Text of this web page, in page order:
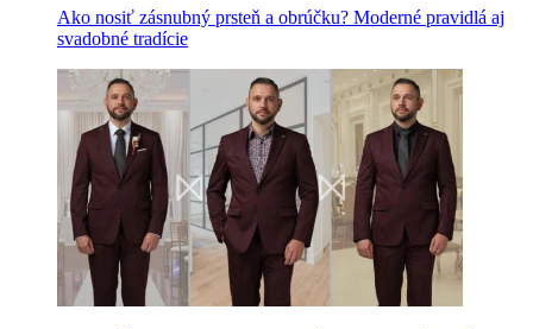
Ako nosiť zásnubný prsteň a obrúčku? Moderné pravidlá aj
svadobné tradície